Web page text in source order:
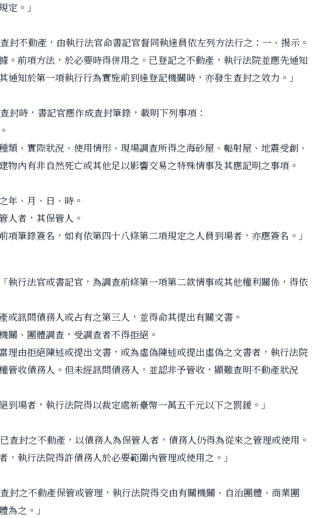
定。」
封不動產，由執行法官命書記官督同執達員依左列方法行之：一、揭示。
。前項方法，於必要時得併用之。已登記之不動產，執行法院並應先通知
通知於第一項執行行為實施前到達登記機關時，亦發生查封之效力。」
封時，書記官應作成查封筆錄，載明下列事項：
類、實際狀況、使用情形、現場調查所得之海砂屋、輻射屋、地震受創、
物內有非自然死亡或其他足以影響交易之特殊情事及其應記明之事項。
年、月、日、時。
人者，其保管人。
項筆錄簽名，如有依第四十八條第二項規定之人員到場者，亦應簽名。」
執行法官或書記官，為調查前條第一項第二款情事或其他權利關係，得依
或訊問債務人或占有之第三人，並得命其提出有關文書。
關、團體調查，受調查者不得拒絕。
理由拒絕陳述或提出文書，或為虛偽陳述或提出虛偽之文書者，執行法院
管收債務人。但未經訊問債務人，並認非予管收，顯難查明不動產狀況
到場者，執行法院得以裁定處新臺幣一萬五千元以下之罰鍰。」
查封之不動產，以債務人為保管人者，債務人仍得為從來之管理或使用。
，執行法院得許債務人於必要範圍內管理或使用之。」
封之不動產保管或管理，執行法院得交由有關機關、自治團體、商業團
為之。」